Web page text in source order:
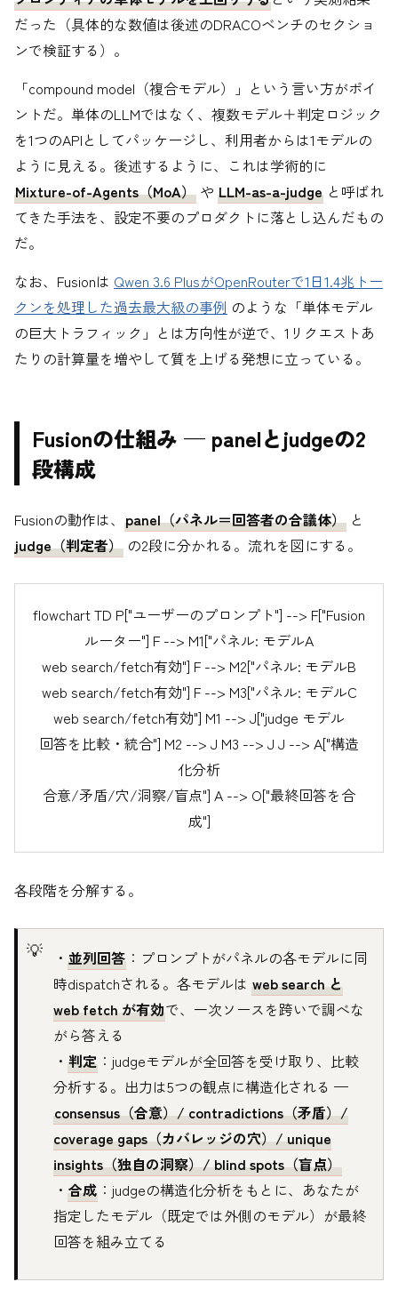
だった（具体的な数値は後述のDRACOベンチのセクショ
ンで検証する）。
「compound model（複合モデル）」という言い方がポイ
ントだ。単体のLLMではなく、複数モデル＋判定ロジック
を1つのAPIとしてパッケージし、利用者からは1モデルの
ように見える。後述するように、これは学術的に
Mixture-of-Agents（MoA） や LLM-as-a-judge と呼ばれ
てきた手法を、設定不要のプロダクトに落とし込んだもの
だ。
なお、Fusionは Qwen 3.6 PlusがOpenRouterで1日1.4兆トー
クンを処理した過去最大級の事例 のような「単体モデル
の巨大トラフィック」とは方向性が逆で、1リクエストあ
たりの計算量を増やして質を上げる発想に立っている。
Fusionの仕組み — panelとjudgeの2
段構成
Fusionの動作は、 panel（パネル＝回答者の合議体） と
judge（判定者） の2段に分かれる。流れを図にする。
flowchart TD P["ユーザーのプロンプト"] --> F["Fusion
ルーター"] F --> M1["パネル: モデルA
web search/fetch有効"] F --> M2["パネル: モデルB
web search/fetch有効"] F --> M3["パネル: モデルC
web search/fetch有効"] M1 --> J["judge モデル
回答を比較・統合"] M2 --> J M3 --> J J --> A["構造
化分析
合意/矛盾/穴/洞察/盲点"] A --> O["最終回答を合
成"]
各段階を分解する。
・ 並列回答 ：プロンプトがパネルの各モデルに同
時dispatchされる。各モデルは web search と
web fetch が有効で、一次ソースを跨いで調べな
がら答える
・ 判定 ：judgeモデルが全回答を受け取り、比較
分析する。出力は5つの観点に構造化される —
consensus（合意）/ contradictions（矛盾）/
coverage gaps（カバレッジの穴）/ unique
insights（独自の洞察）/ blind spots（盲点）
・ 合成 ：judgeの構造化分析をもとに、あなたが
指定したモデル（既定では外側のモデル）が最終
回答を組み立てる